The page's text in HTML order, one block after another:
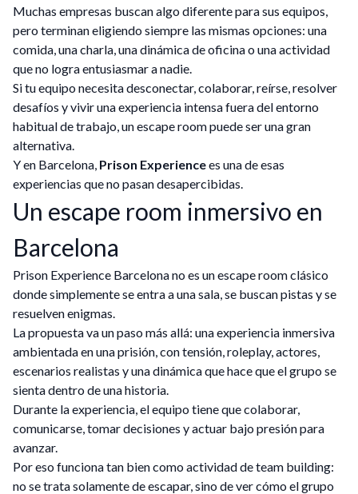
Muchas empresas buscan algo diferente para sus equipos,
pero terminan eligiendo siempre las mismas opciones: una
comida, una charla, una dinámica de oficina o una actividad
que no logra entusiasmar a nadie.
Si tu equipo necesita desconectar, colaborar, reírse, resolver
desafíos y vivir una experiencia intensa fuera del entorno
habitual de trabajo, un escape room puede ser una gran
alternativa.
Y en Barcelona, Prison Experiencees una de esas
experiencias que no pasan desapercibidas.
Un escape room inmersivo en
Barcelona
Prison Experience Barcelona no es un escape room clásico
donde simplemente se entra a una sala, se buscan pistas y se
resuelven enigmas.
La propuesta va un paso más allá: una experiencia inmersiva
ambientada en una prisión, con tensión, roleplay, actores,
escenarios realistas y una dinámica que hace que el grupo se
sienta dentro de una historia.
Durante la experiencia, el equipo tiene que colaborar,
comunicarse, tomar decisiones y actuar bajo presión para
avanzar.
Por eso funciona tan bien como actividad de team building:
no se trata solamente de escapar, sino de ver cómo el grupo